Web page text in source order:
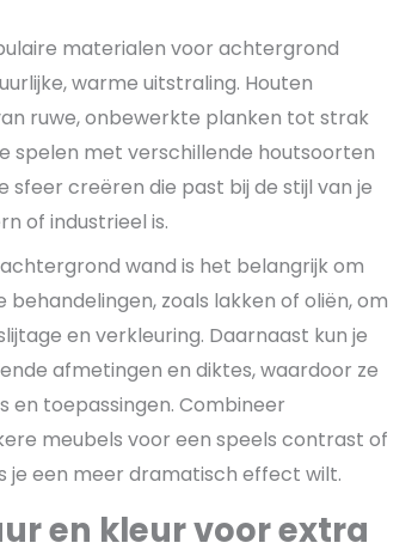
materialen voor achtergrond
warme uitstraling. Houten
ruwe, onbewerkte planken tot strak
spelen met verschillende houtsoorten
sfeer creëren die past bij de stijl van je
of industrieel is.
wand is het belangrijk om
zoals lakken of oliën, om
en verkleuring. Daarnaast kun je
afmetingen en diktes, waardoor ze
en toepassingen. Combineer
meubels voor een speels contrast of
je een meer dramatisch effect wilt.
en kleur voor extra